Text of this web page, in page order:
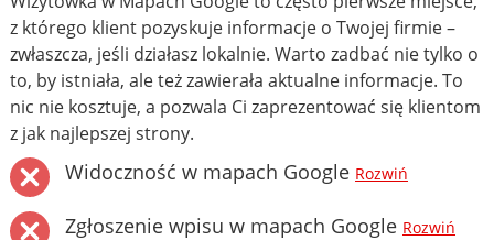
z którego klient pozyskuje informacje o Twojej firmie –
zwłaszcza, jeśli działasz lokalnie. Warto zadbać nie tylko o
to, by istniała, ale też zawierała aktualne informacje. To
nic nie kosztuje, a pozwala Ci zaprezentować się klientom
z jak najlepszej strony.
Widoczność w mapach Google Rozwiń
Zgłoszenie wpisu w mapach Google Rozwiń